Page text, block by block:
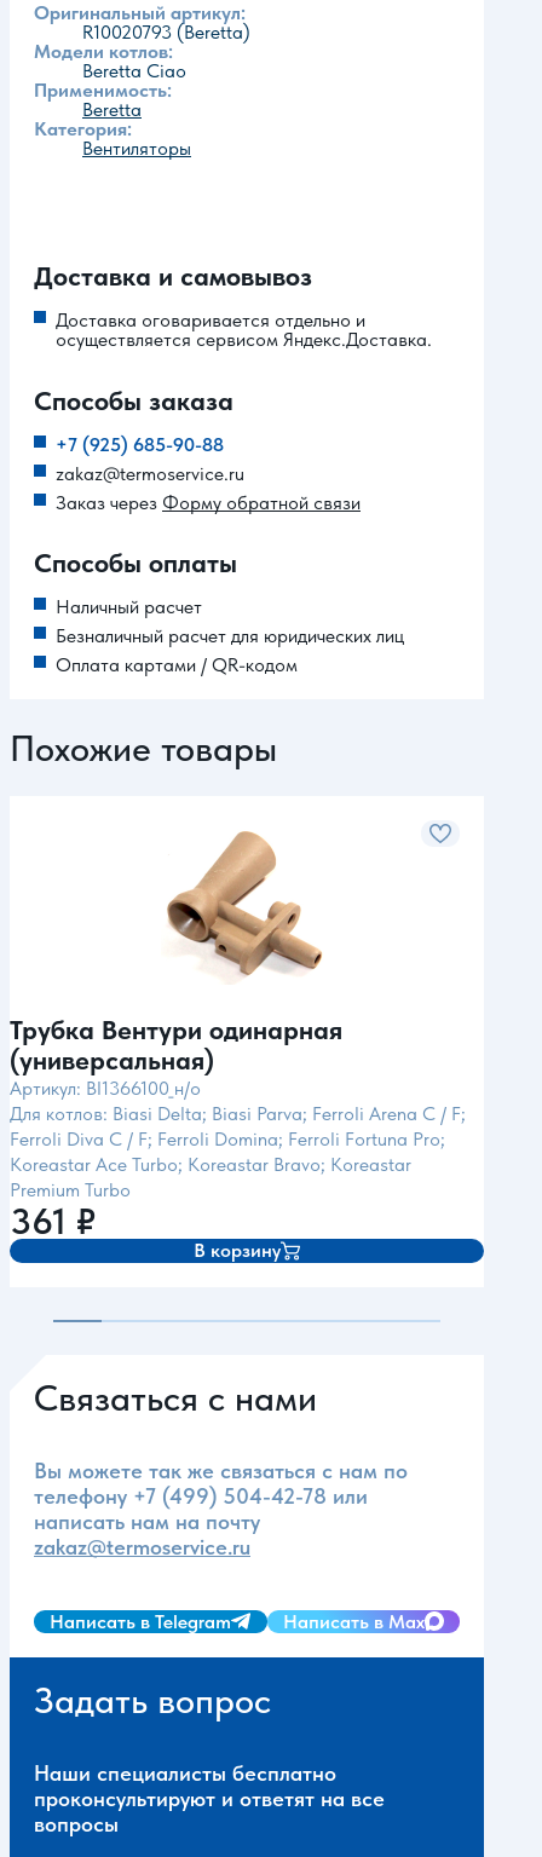
Оригинальный артикул:
R10020793 (Beretta)
Модели котлов:
Beretta Ciao
Применимость:
Beretta
Категория:
Вентиляторы
Доставка и самовывоз
Доставка оговаривается отдельно и
осуществляется сервисом Яндекс.Доставка.
Способы заказа
+7 (925) 685-90-88
zakaz@termoservice.ru
Заказ через Форму обратной связи
Способы оплаты
Наличный расчет
Безналичный расчет для юридических лиц
Оплата картами / QR-кодом
Похожие товары
Трубка Вентури одинарная
(универсальная)
Артикул: BI1366100_н/о
Для котлов: Biasi Delta; Biasi Parva; Ferroli Arena C / F;
Ferroli Diva C / F; Ferroli Domina; Ferroli Fortuna Pro;
Koreastar Ace Turbo; Koreastar Bravo; Koreastar
Premium Turbo
361 ₽
В корзину
Связаться с нами
Вы можете так же связаться с нам по
телефону +7 (499) 504-42-78 или
написать нам на почту
zakaz@termoservice.ru
Написать в Telegram Написать в Max
Задать вопрос
Наши специалисты бесплатно
проконсультируют и ответят на все
вопросы